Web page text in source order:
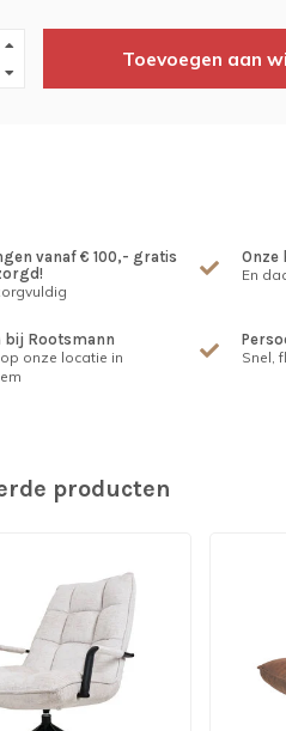
Toevoegen aan
vanaf € 100,- gratis
Onze
En
bij Rootsmann
onze locatie in
Snel,
producten